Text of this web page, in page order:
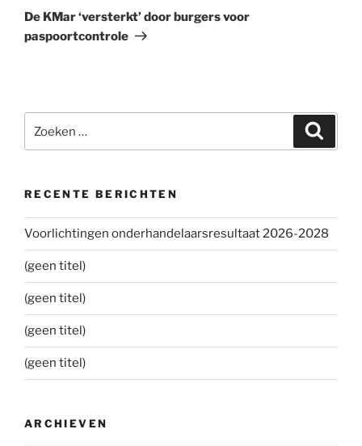
bericht
De KMar ‘versterkt’ door burgers voor
paspoortcontrole
naar:
RECENTE BERICHTEN
Voorlichtingen onderhandelaarsresultaat 2026-2028
(geen titel)
(geen titel)
(geen titel)
(geen titel)
ARCHIEVEN